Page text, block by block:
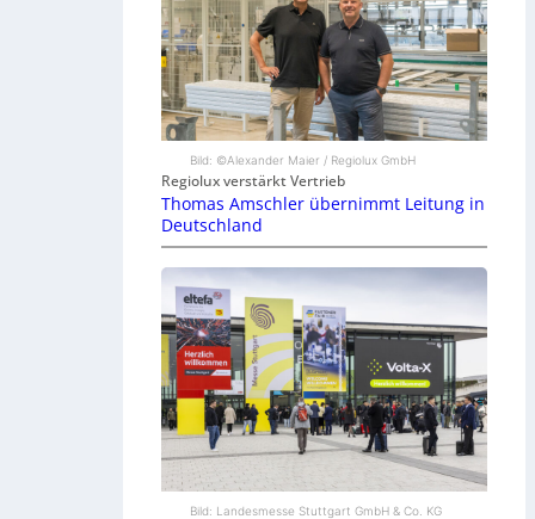
Bild: ©Alexander Maier / Regiolux GmbH
Regiolux verstärkt Vertrieb
Thomas Amschler übernimmt Leitung in
Deutschland
Bild: Landesmesse Stuttgart GmbH & Co. KG